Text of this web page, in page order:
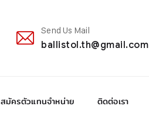
Send Us Mail
ballistol.th@gmail.com
สมัครตัวแทนจำหน่าย ติดต่อเรา